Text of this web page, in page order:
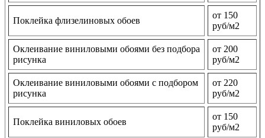
Поклейка флизелиновых обоев
от 150
руб/м2
Оклеивание виниловыми обоями без подбора
рисунка
от 200
руб/м2
Оклеивание виниловыми обоями с подбором
рисунка
от 220
руб/м2
Поклейка виниловых обоев
от 150
руб/м2